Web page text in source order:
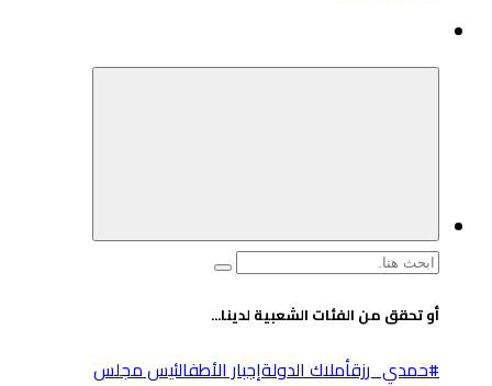
البحث
أو تحقق من الفئات الشعبية لدينا...
#حمدي_رزقأملاك الدولةإجبار الأطفالئيس مجلس